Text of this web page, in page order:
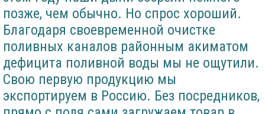
позже, чем обычно. Но спрос хороший.
Благодаря своевременной очистке
поливных каналов районным акиматом
дефицита поливной воды мы не ощутили.
Свою первую продукцию мы
экспортируем в Россию. Без посредников,